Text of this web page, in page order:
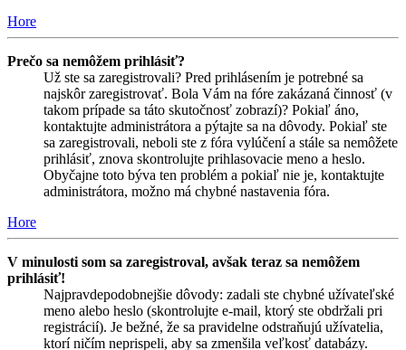
Hore
Prečo sa nemôžem prihlásiť?
Už ste sa zaregistrovali? Pred prihlásením je potrebné sa
najskôr zaregistrovať. Bola Vám na fóre zakázaná činnosť (v
takom prípade sa táto skutočnosť zobrazí)? Pokiaľ áno,
kontaktujte administrátora a pýtajte sa na dôvody. Pokiaľ ste
sa zaregistrovali, neboli ste z fóra vylúčení a stále sa nemôžete
prihlásiť, znova skontrolujte prihlasovacie meno a heslo.
Obyčajne toto býva ten problém a pokiaľ nie je, kontaktujte
administrátora, možno má chybné nastavenia fóra.
Hore
V minulosti som sa zaregistroval, avšak teraz sa nemôžem
prihlásiť!
Najpravdepodobnejšie dôvody: zadali ste chybné užívateľské
meno alebo heslo (skontrolujte e-mail, ktorý ste obdržali pri
registrácií). Je bežné, že sa pravidelne odstraňujú užívatelia,
ktorí ničím neprispeli, aby sa zmenšila veľkosť databázy.